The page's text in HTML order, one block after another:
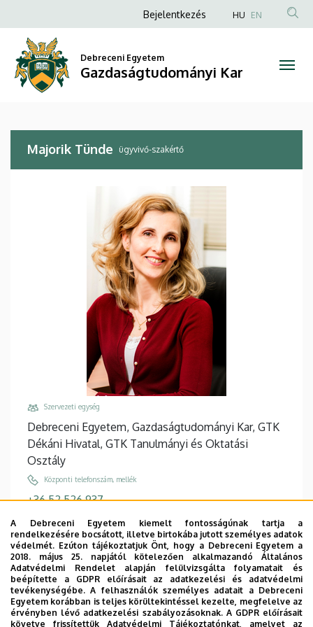
Tünde
Gazdaságtudományi
Kar
a
tartalomra
Anonim
fiók
menüje
Bejelentkezés HU EN
Debreceni Egyetem
Gazdaságtudományi Kar
Majorik Tünde ügyvivő-szakértő
Szervezeti egység
Debreceni Egyetem, Gazdaságtudományi Kar, GTK
Dékáni Hivatal, GTK Tanulmányi és Oktatási
Osztály
Központi telefonszám, mellék
+36 52 526 937
Email
majorik.tunde@econ.unideb.hu
Cím
4032 Debrecen, Böszörményi út 138.
Épület, emelet, ajtó
A Debreceni Egyetem kiemelt fontosságúnak tartja a
rendelkezésére bocsátott, illetve birtokába jutott személyes adatok
védelmét. Ezúton tájékoztatjuk Önt, hogy a Debreceni Egyetem a
2018. május 25. napjától kötelezően alkalmazandó Általános
Adatvédelmi Rendelet alapján felülvizsgálta folyamatait és
beépítette a GDPR előírásait az adatkezelési és adatvédelmi
tevékenységébe. A felhasználók személyes adatait a Debreceni
Egyetem korábban is teljes körültekintéssel kezelte, megfelelve az
érvényben lévő adatkezelési szabályozásoknak. A GDPR előírásait
követve frissítettük Adatvédelmi Tájékoztatónkat, amelyet az